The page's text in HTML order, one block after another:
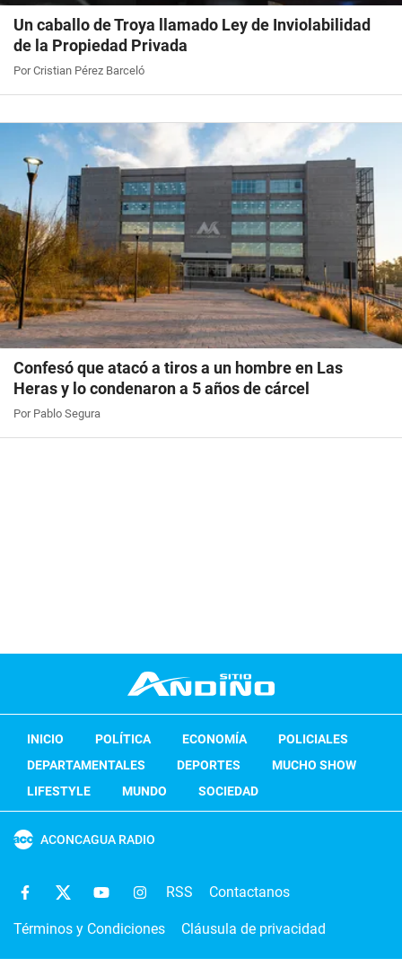
Un caballo de Troya llamado Ley de Inviolabilidad
de la Propiedad Privada
Por Cristian Pérez Barceló
Confesó que atacó a tiros a un hombre en Las
Heras y lo condenaron a 5 años de cárcel
Por Pablo Segura
INICIO POLÍTICA ECONOMÍA
POLICIALES
DEPARTAMENTALES
DEPORTES
MUCHO SHOW
LIFESTYLE
MUNDO SOCIEDAD
ACONCAGUA RADIO
RSS Contactanos
Términos y Condiciones Cláusula de privacidad